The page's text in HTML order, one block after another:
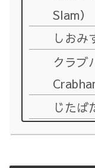
Slam）
しおみ
クラブ
じたば